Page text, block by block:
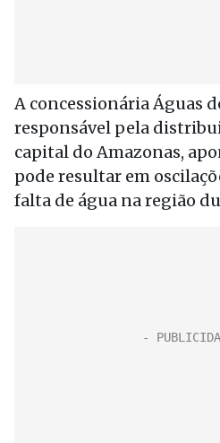
A concessionária Águas
responsável pela
capital do Amazonas,
pode resultar em
falta de água na região